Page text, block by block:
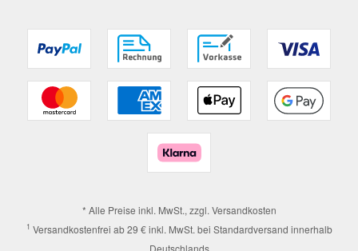
* Alle Preise inkl. MwSt., zzgl. Versandkosten
1 Versandkostenfrei ab 29 € inkl. MwSt. bei Standardversand innerhalb
Deutschlands